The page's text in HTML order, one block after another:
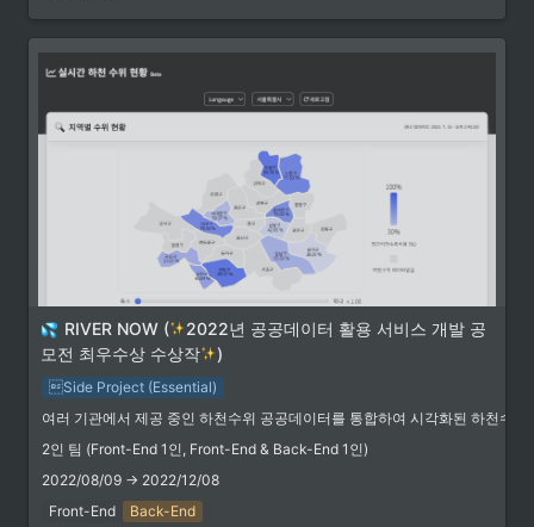
https://clippy.kr 2022년 12월 13일, 트위치에서 한국 내 VOD 서비
스 신규 생성을 막는 조치를 함에 따라 클립 기능 이용에 차질이 생
겼습니다. 이에 따라 별도 사이트에서 클립을 생성하고 볼 수 있는
클리피 서비스를 만들어 출시하게 되었습니다. 클리피 에서는 웹 환
경에서 간편하게 클립을 생성할 수 있고, 간편한 UI로 클립을 보고
즐길 수 있습니다. 그리고 하나뿐인 소중한 순간순간 을 다시 남길
수 있게 됩니다. Clippy 서비스는 현재 베타서비스 입니다. 앞으로
클립을 더 쉽게 관리하고 소통할 수 있는 공간을 제공드릴 계획입니
다. 빠른 업데이트와 유저 피드백을 통해 더 좋은 서비스로 발전하겠
습니다. 고맙습니다. Clippy 팀 드림 ----------- [클립 생성을 편하
게 하는 법] 트위치 패널에 배너를 등록하고, 스트리머 페이지로 연
결하면 편하게 클립을 생성할 수 있습니다!
https://clippy.kr/channel/{스트리머 트위치 ID} ex)
https://clippy.kr/channel/lilpaaaaaa ----------- [업데이트 기록]
(12월 14일) 클립 삭제 기능이 추가되었습니다.
https://support.clippy.kr/4b3e38a0e75245a7a2681e9e806a5f60
(12월 18일) 클립 임베드 공유 기능이 추가되었습니다.
https://support.clippy.kr/ca2a237168b54ff68bf688b564b67a7d
(12월 21일) 공식 크롬 익스텐션이 출시되었습니다.
https://support.clippy.kr/49057300473a48e8bf6dde5575b16fb4
(12월 23일) 핫클립 메뉴가 업데이트되었습니다.
https://support.clippy.kr/6885569573204223873b0b4632220f8d
(12월 23일) PIKU 이상형 월드컵에서 클리피를 사용할 수 있습니다.
https://support.clippy.kr/PIKU-
https://tgd.kr/g/tip/67840645
트위치 클립생성 서드파티 클리피 (CLIPPY) 서비스를 출시합니다!
https://clippy.kr 2022년 12월 13일, 트위치에서 한국 내 VOD 서비
스 신규 생성을 막는 조치를 함에 따라 클립 기능 이용에 차질이 생
겼습니다. 이에 따라 별도 사이트에서 클립을 생성하고 볼 수 있는
클리피 서비스를 만들어 출시하게 되었습니다. 클리피 에서는 웹 환
경에서 간편하게 클립을 생성할 수 있고, 간편한 UI로 클립을 보고
즐길 수 있습니다. 그리고 하나뿐인 소중한 순간순간 을 다시 남길
수 있게 됩니다. Clippy 서비스는 현재 베타서비스 입니다. 앞으로
클립을 더 쉽게 관리하고 소통할 수 있는 공간을 제공드릴 계획입니
다. 빠른 업데이트와 유저 피드백을 통해 더 좋은 서비스로 발전하겠
습니다. 고맙습니다. Clippy 팀 드림 ----------- [클립 생성을 편하
게 하는 법] 트위치 패널에 배너를 등록하고, 스트리머 페이지로 연
결하면 편하게 클립을 생성할 수 있습니다!
https://clippy.kr/channel/lilpaaaaaa ----------- [업데이트 기록]
(12월 14일) 클립 삭제 기능이 추가되었습니다.
(12월 18일) 클립 임베드 공유 기능이 추가되었습니다.
담당 역할 및 기술 스택
• FrontEnd
주요 개발사항
RIVER NOW (
2022년 공공데이터 활용 서비스 개발 공
모전 최우수상 수상작
)
Side Project (Essential)
여러 기관에서 제공 중인 하천수위 공공데이터를 통합하여 시각화된 하천수
2인 팀 (Front-End 1인, Front-End & Back-End 1인)
2022/08/09 → 2022/12/08
Front-End
Back-End